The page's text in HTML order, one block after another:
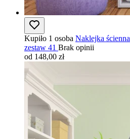
Kupiło 1 osoba Naklejka
zestaw 41 Brak opinii
od 148,00 zł